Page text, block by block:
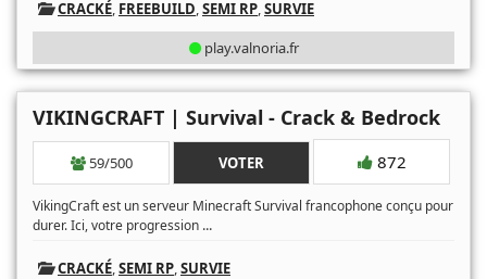
CRACKÉ, FREEBUILD,SEMI RP,SURVIE
play.valnoria.fr
VIKINGCRAFT | Survival - Crack & Bedrock
59/500 VOTER 872
VikingCraft est un serveur Minecraft Survival francophone conçu pour
durer. Ici, votre progression ...
CRACKÉ,SEMI RP,SURVIE